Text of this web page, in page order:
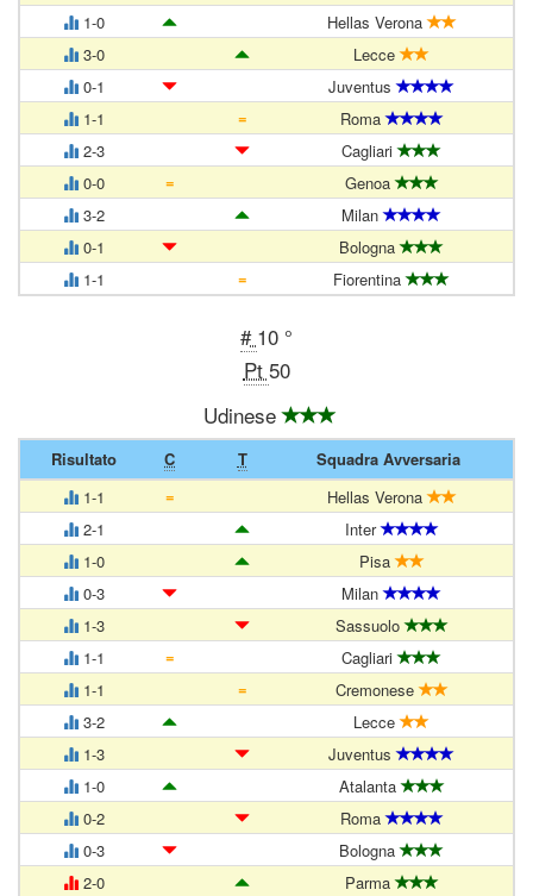
1-0
Hellas Verona
3-0
Lecce
0-1
Juventus
1-1
=
Roma
2-3
Cagliari
0-0
=
Genoa
3-2
Milan
0-1
Bologna
1-1
= Fiorentina
# 10 °
Pt 50
Udinese
Risultato C T
Squadra Avversaria
1-1
=
Hellas Verona
2-1
Inter
1-0
Pisa
0-3
Milan
1-3
Sassuolo
1-1
=
Cagliari
1-1
=
Cremonese
3-2
Lecce
1-3
Juventus
1-0
Atalanta
0-2
Roma
0-3
Bologna
2-0
Parma